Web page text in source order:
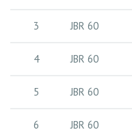
3 JBR 60
4 JBR 60
5 JBR 60
6 JBR 60